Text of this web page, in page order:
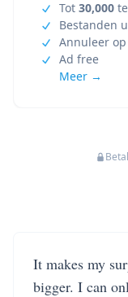
Tot 30,000
Bestanden
Annuleer
Ad free
Meer →
It makes my
bigger. I can